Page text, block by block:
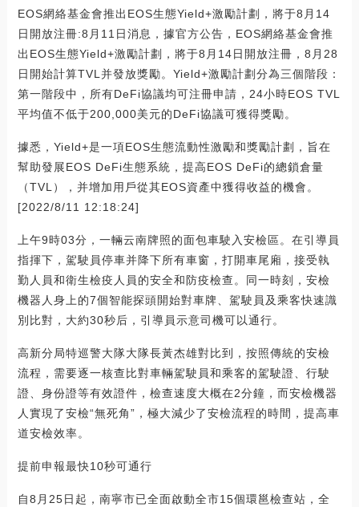
EOS網絡基金會推出EOS生態Yield+激勵計劃，將于8月14
日開放注冊:8月11日消息，據官方公告，EOS網絡基金會推
出EOS生態Yield+激勵計劃，將于8月14日開放注冊，8月28
日開始計算TVL并發放獎勵。Yield+激勵計劃分為三個階段：
第一階段中，所有DeFi協議均可注冊申請，24小時EOS TVL
平均值不低于200,000美元的DeFi協議可獲得獎勵。
據悉，Yield+是一項EOS生態流動性激勵和獎勵計劃，旨在
幫助發展EOS DeFi生態系統，提高EOS DeFi的總鎖倉量
（TVL），并增加用戶從其EOS資產中獲得收益的機會。
[2022/8/11 12:18:24]
上午9時03分，一輛云南牌照的面包車駛入安檢區。在引導員
指揮下，駕駛員停車并降下所有車窗，打開車尾廂，接受執
勤人員和衛生檢疫人員的安全和防疫檢查。同一時刻，安檢
機器人身上的7個智能探頭開始對車牌、駕駛員及乘客快速識
別比對，大約30秒后，引導員示意司機可以通行。
高新分局特巡警大隊大隊長黃杰雄對比到，按照傳統的安檢
流程，需要逐一核查比對車輛駕駛員和乘客的駕駛證、行駛
證、身份證等有效證件，檢查速度大概在2分鐘，而安檢機器
人實現了安檢“無死角”，極大減少了安檢流程的時間，提高車
道安檢效率。
提前申報最快10秒可通行
自8月25日起，南寧市已全面啟動全市15個環邕檢查站，全